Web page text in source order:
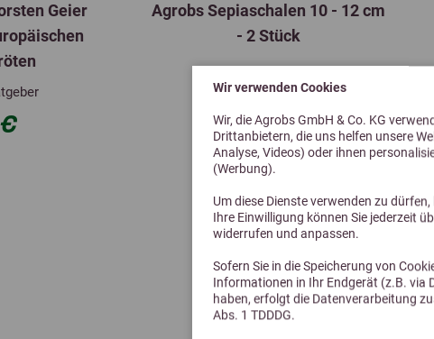
Wir verwenden Cookies
Wir, die Agrobs GmbH & Co. KG
Drittanbietern, die uns helfen unsere
Analyse, Videos) oder ihnen
(Werbung).
Um diese Dienste verwenden zu
Ihre Einwilligung können Sie jederzeit
widerrufen und anpassen.
Sofern Sie in die Speicherung von
Informationen in Ihr Endgerät (z.B. via
haben, erfolgt die Datenverarbeitung
Abs. 1 TDDDG.
Geier
Agrobs Sepiaschalen 10 - 12 cm
- 2 Stück
2,99 €